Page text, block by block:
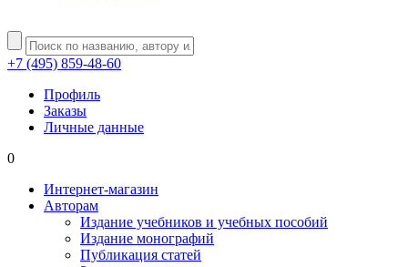
+7 (495) 859-48-60
Профиль
Заказы
Личные данные
0
Интернет-магазин
Авторам
Издание учебников и учебных пособий
Издание монографий
Публикация статей